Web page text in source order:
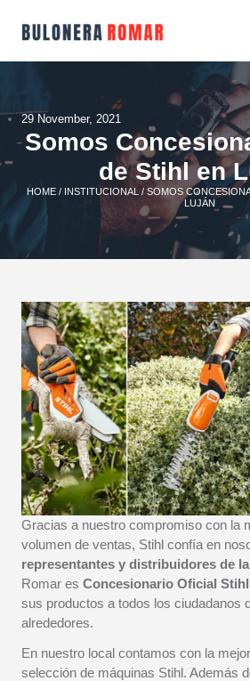
29 November, 2021
Somos
de Stihl en
HOME/ INSTITUCIONAL / SOMOS
LUJÁN
Gracias a nuestro compromiso con la
volumen de ventas, Stihl confía en
representantes y distribuidores de
Romar es Concesionario Oficial
sus productos a todos los ciudadanos
alrededores.
En nuestro local contamos con la
selección de máquinas Stihl. Además